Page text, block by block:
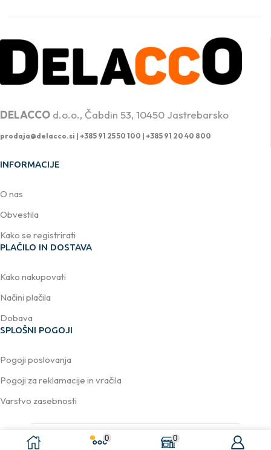
DELACCO d.o.o., Čabdin 53, 10450 Jastrebarsko
prodaja@delacco.si | +385 91 25 50 100 | +385 91 20 40 800
INFORMACIJE
O nas
Obvestila
Kako se registrirati
PLAČILO IN DOSTAVA
Kako nakupovati
Načini plačila
Dobava
SPLOŠNI POGOJI
Pogoji poslovanja
Pogoji za reklamacije in vračila
Varstvo zasebnosti
Avtorske pravice © 2026 DELACCO d.o.o.
0 0